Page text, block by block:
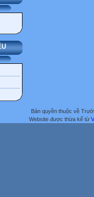
Bản quyền thuộc về
Website được thừa kế từ